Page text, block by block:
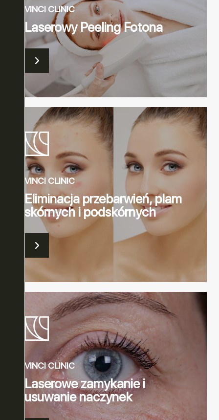
VINCI CLINIC
Laserowy Peeling Fotona
VINCI CLINIC
Eliminacja przebarwień, plam
skórnych i podskórnych
VINCI CLINIC
Laserowe zamykanie i
usuwanie naczynek